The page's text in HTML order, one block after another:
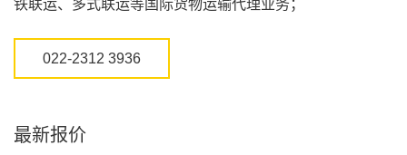
铁联运、多式联运等国际货物运输代理业务；
022-2312 3936
最新报价